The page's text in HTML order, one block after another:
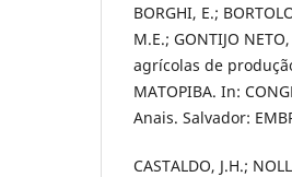
BORGHI, E.;
M.E.; GONTIJO
agrícolas de
MATOPIBA. In:
Anais. Salvador:
CASTALDO, J.H.;